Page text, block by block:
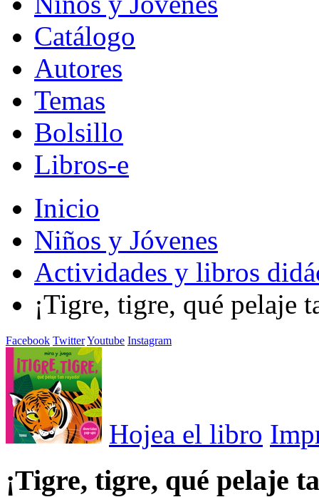
Catálogo
Autores
Temas
Bolsillo
Libros-e
Inicio
Niños y Jóvenes
Actividades y libros
¡Tigre, tigre, qué pelaje
Facebook TwitterYoutube Instagram
Hojea el libro
¡Tigre, tigre, qué pelaje